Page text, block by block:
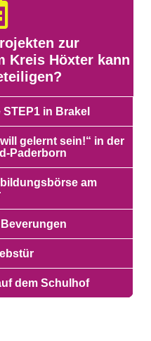
zur
Kreis Höxter kann
in Brakel
gelernt sein!“ in der
Paderborn
am
dem Schulhof